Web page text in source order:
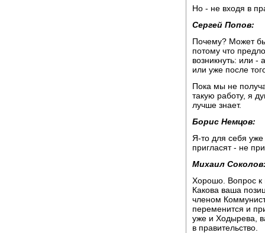
Но - не входя в
Сергей Попов:
Почему? Может
потому что
возникнуть: или
или уже после
Пока мы не
такую работу, я
лучше знает.
Борис Немцов:
Я-то для себя
пригласят - не
Михаил
Хорошо. Вопрос к
Какова ваша
членом
переменится и
уже и Ходырева,
в правительство.